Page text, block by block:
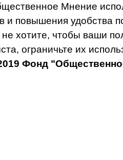
Мнение
и повышения удобства
хотите, чтобы ваши
ограничьте их
Фонд